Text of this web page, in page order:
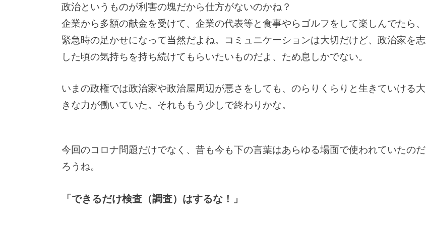
政治というものが利害の塊だから仕方がないのかね？
企業から多額の献金を受けて、企業の代表等と食事やらゴルフをして楽しんでたら、
緊急時の足かせになって当然だよね。コミュニケーションは大切だけど、政治家を志
した頃の気持ちを持ち続けてもらいたいものだよ、ため息しかでない。
いまの政権では政治家や政治屋周辺が悪さをしても、のらりくらりと生きていける大
きな力が働いていた。それももう少しで終わりかな。
今回のコロナ問題だけでなく、昔も今も下の言葉はあらゆる場面で使われていたのだ
ろうね。
「できるだけ検査（調査）はするな！」